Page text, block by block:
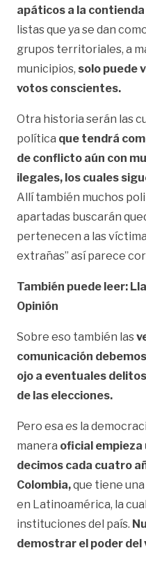
apáticos a la
listas que ya se dan
grupos territoriales, a
municipios, solo puede
votos conscientes.
Otra historia serán las
política que tendrá
de conflicto aún con
ilegales, los cuales
Allí también muchos
apartadas buscarán
pertenecen a las
extrañas” así parece
También puede leer:
Opinión
Sobre eso también las
comunicación
ojo a eventuales
de las elecciones.
Pero esa es la
manera oficial empieza
decimos cada cuatro
Colombia,que tiene
en Latinoamérica, la
instituciones del país.
demostrar el poder del